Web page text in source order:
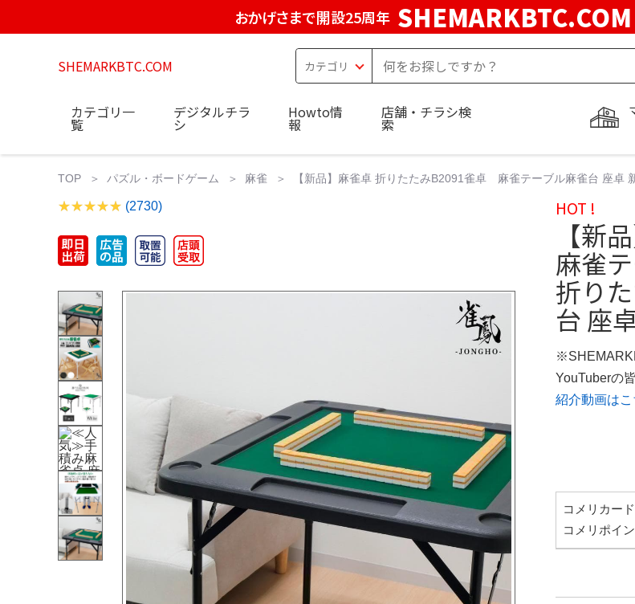
おかげさまで開設25周年
SHEMARKBTC.COM
カテゴリ一
覧
デジタルチラ
シ
Howto情
報
店舗・チラシ検
索
TOP パズル・ボードゲーム 麻雀 【新品】麻雀卓 折りたたみB2091雀卓 麻雀テーブル麻雀台 座卓
(2730) HOT !
【新
麻雀
折り
台 座
YouTuberの
紹介動画はこ
コメリカー
コメリポイ